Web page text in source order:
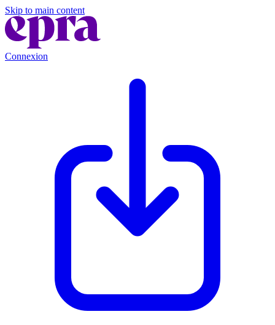
Skip to main content
Connexion